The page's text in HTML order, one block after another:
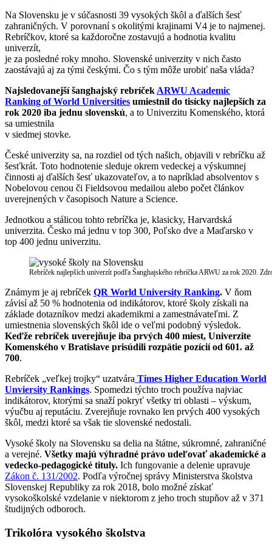
Na Slovensku je v súčasnosti 39 vysokých škôl a ďalších šesť
zahraničných. V porovnaní s okolitými krajinami V4 je to najmenej.
Rebríčkov, ktoré sa každoročne zostavujú a hodnotia kvalitu
univerzít,
je za posledné roky mnoho. Slovenské univerzity v nich často
zaostávajú aj za tými českými. Čo s tým môže urobiť naša vláda?
Najsledovanejší šanghajský rebríček ARWU Academic
Ranking of World Universities umiestnil do tisícky najlepších za
rok 2020 iba jednu slovenskú, a to Univerzitu Komenského, ktorá
sa umiestnila
v siedmej stovke.
České univerzity sa, na rozdiel od tých našich, objavili v rebríčku až
šesťkrát. Toto hodnotenie sleduje okrem vedeckej a výskumnej
činnosti aj ďalších šesť ukazovateľov, a to napríklad absolventov s
Nobelovou cenou či Fieldsovou medailou alebo počet článkov
uverejnených v časopisoch Nature a Science.
Jednotkou a stálicou tohto rebríčka je, klasicky, Harvardská
univerzita. Česko má jednu v top 300, Poľsko dve a Maďarsko v
top 400 jednu univerzitu.
Rebríček najlepších univerzít podľa Šanghajského rebríčka ARWU za rok 2020.
Známym je aj rebríček QR World University Ranking. V ňom
závisí až 50 % hodnotenia od indikátorov, ktoré školy získali na
základe dotazníkov medzi akademikmi a zamestnávateľmi. Z
umiestnenia slovenských škôl ide o veľmi podobný výsledok.
Keďže rebríček uverejňuje iba prvých 400 miest, Univerzite
Komenského v Bratislave prisúdili rozpätie pozícií od 601. až
700.
Rebríček „veľkej trojky“ uzatvára Times Higher Education World
Unviersity Rankings. Spomedzi týchto troch používa najviac
indikátorov, ktorými sa snaží pokryť všetky tri oblasti – výskum,
výučbu aj reputáciu. Zverejňuje rovnako len prvých 400 vysokých
škôl, medzi ktoré sa však tie slovenské nedostali.
Vysoké školy na Slovensku sa delia na štátne, súkromné, zahraničné
a verejné. Všetky majú výhradné právo udeľovať akademické a
vedecko-pedagogické tituly. Ich fungovanie a delenie upravuje
Zákon č. 131/2002. Podľa výročnej správy Ministerstva školstva
Slovenskej Republiky za rok 2018, bolo možné získať
vysokoškolské vzdelanie v niektorom z jeho troch stupňov až v 371
študijných odboroch.
Trikolóra vysokého školstva